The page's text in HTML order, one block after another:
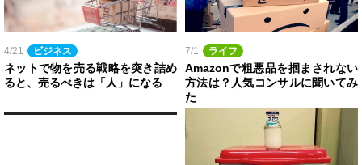
4/21 ビジネス
ネットで物を売る戦略を突き詰め
ると、売るべきは「人」になる
7/1 ライフ
Amazonで粗悪品を掴まされない
方法は？人気コンサルに聞いてみ
た